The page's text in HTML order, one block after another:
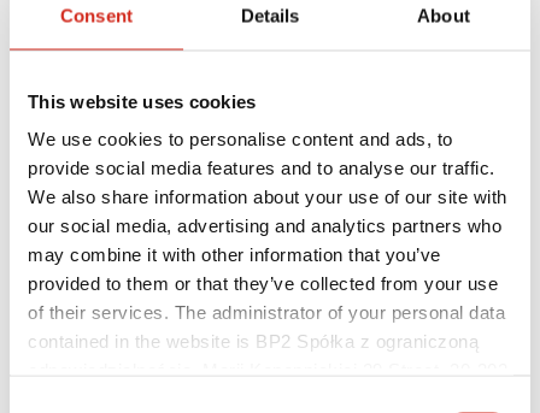
Consent Details About
This website uses cookies
We use cookies to personalise content and ads, to
provide social media features and to analyse our traffic.
We also share information about your use of our site with
our social media, advertising and analytics partners who
may combine it with other information that you’ve
provided to them or that they’ve collected from your use
of their services. The administrator of your personal data
contained in the website is BP2 Spółka z ograniczoną
Hasznos linkek
Bevonatok, színválaszték és garanciák
Garancia nyilvántartásba vétele
Megvalósítások és inspirációk
Letölthető fájlok
Hol lehet megvásárolni?
Keressen kivitelezőt
BIM könyvtárak
Szakembereknek